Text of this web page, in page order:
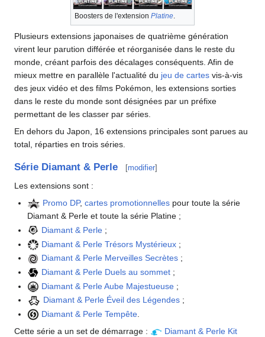
Boosters de l'extension Platine
Plusieurs extensions japonaises de quatrième génération
virent leur parution différée et réorganisée dans le reste du
monde, créant parfois des décalages conséquents. Afin de
mieux mettre en parallèle l'actualité du jeu de cartes vis-à-vis
des jeux vidéo et des films Pokémon, les extensions sorties
dans le reste du monde sont désignées par un préfixe
permettant de les classer par séries.
En dehors du Japon, 16 extensions principales sont parues au
total, réparties en trois séries.
Série Diamant & Perle [modifier]
Les extensions sont :
Promo DP,cartes promotionnelles pour toute la série
Diamant & Perle et toute la série Platine ;
Diamant & Perle ;
Diamant & Perle Trésors Mystérieux ;
Diamant & Perle Merveilles Secrètes ;
Diamant & Perle Duels au sommet ;
Diamant & Perle Aube Majestueuse ;
Diamant & Perle Éveil des Légendes ;
Diamant & Perle Tempête
Cette série a un set de démarrage :
Diamant & Perle Kit